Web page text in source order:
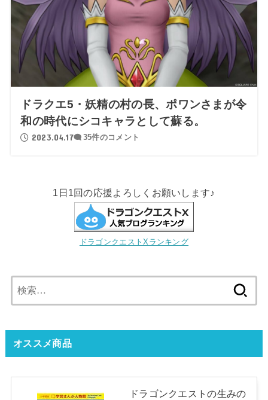
ドラクエ5・妖精の村の長、ポワンさまが令
和の時代にシコキャラとして蘇る。
2023.04.17 35件のコメント
1日1回の応援よろしくお願いします♪
ドラゴンクエストXランキング
索:
オススメ商品
ドラゴンクエストの生みの